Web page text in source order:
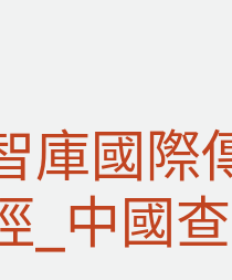
庫國際
_中國